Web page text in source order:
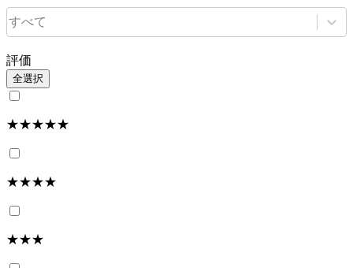
すべて
評価
全選択
★★★★★
★★★★
★★★